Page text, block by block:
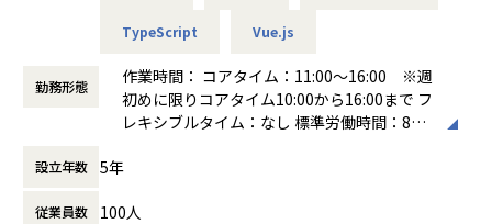
テムリプレイスプロジェクトが進行中で、React.js + TypeSc
アーキテクチャの設計・実装を並行して推進するフェーズで
あり、中長期の開発速度と品質を両立させるための技術的な
意思決定が求められるポジションです。
バックエンドにも拾える範囲で踏み込み、機能開発をフロン
す。PdMやデザイナーとの仕様策定にも深く関わりながら、
TypeScript Vue.js
勤務形態
作業時間： コアタイム：11:00～16:00 ※週
初めに限りコアタイム10:00から16:00まで フ
レキシブルタイム：なし 標準労働時間：8時
働き方：
休憩時間： 60分
設立年数 5年
従業員数 100人